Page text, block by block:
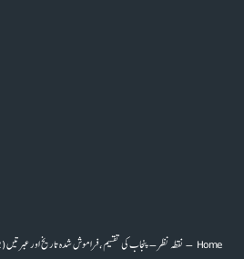
Home
–نقطہ نظر–پنجاب کی تقسیم، فراموش شدہ تاریخ اور عبرتیں(2)